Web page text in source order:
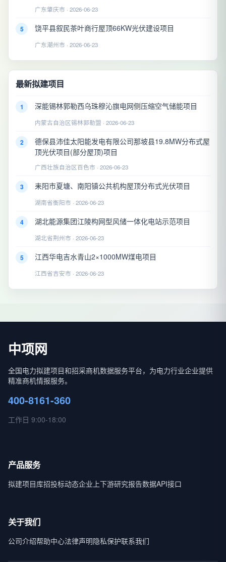
广东肇庆市 · 2026-06-23
5 饶平县叙民茶叶商行屋顶66KW光伏建设项目
广东潮州市 · 2026-06-23
最新拟建项目
1 深能锡林郭勒西乌珠穆沁旗电网侧压缩空气储能项目
内蒙古自治区锡林郭勒盟 · 2026-06-23
2
德保县沛佳太阳能发电有限公司那坡县19.8MW分布式屋
顶光伏项目(部分屋顶)项目
广西壮族自治区百色市 · 2026-06-23
3 耒阳市夏塘、南阳镇公共机构屋顶分布式光伏项目
湖南省衡阳市 · 2026-06-23
4 湖北能源集团江陵构网型风储一体化电站示范项目
湖北省荆州市 · 2026-06-23
5 江西华电吉水青山2×1000MW煤电项目
江西省吉安市 · 2026-06-23
中项网
全国电力拟建项目和招采商机数据服务平台，为电力行业企业提供
精准商机情报服务。
400-8161-360
工作日 9:00-18:00
产品服务
拟建项目库招投标动态企业上下游研究报告数据API接口
关于我们
公司介绍帮助中心法律声明隐私保护联系我们